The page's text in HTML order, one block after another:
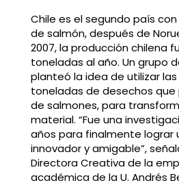
Chile es el segundo país
de salmón, después de
2007, la producción chilena
toneladas al año. Un grupo
planteó la idea de utilizar
toneladas de desechos que
de salmones, para
material. “Fue una
años para finalmente lograr
innovador y amigable”,
Directora Creativa de la
académica de la U. Andrés